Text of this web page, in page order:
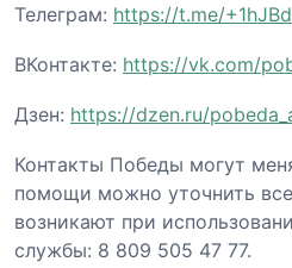
Телеграм: https://t.me/
ВКонтакте: https://vk.com/
Дзен: https://dzen.ru/
Контакты Победы могут
помощи можно уточнить
возникают при
службы: 8 809 505 47 77.